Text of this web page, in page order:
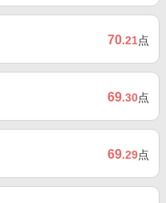
70.21点
69.30点
69.29点